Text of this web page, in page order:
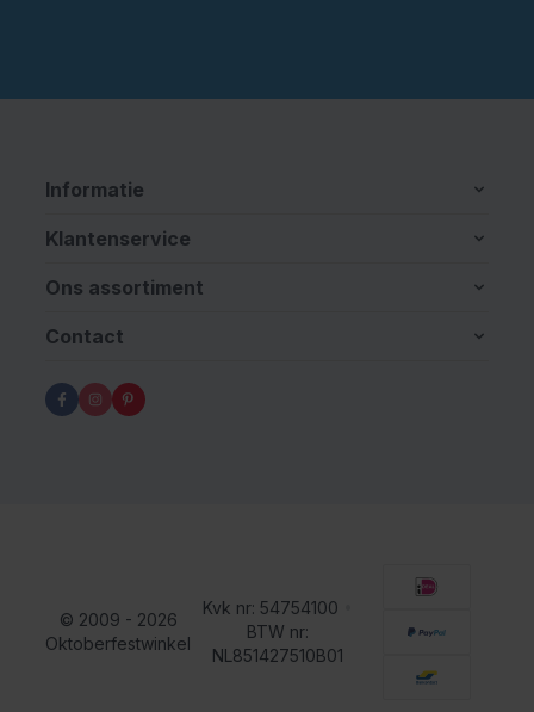
Informatie
Klantenservice
Ons assortiment
Contact
© 2009 - 2026
Oktoberfestwinkel
Kvk nr: 54754100
BTW nr:
NL851427510B01